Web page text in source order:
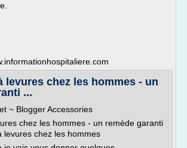
levures chez les hommes - un
...
~ Blogger Accessories
chez les hommes - un remède garanti
levures chez les hommes